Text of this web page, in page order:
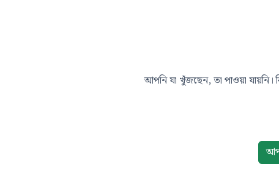
আপনি যা খুঁজছেন, তা পাওয়া যায়নি।